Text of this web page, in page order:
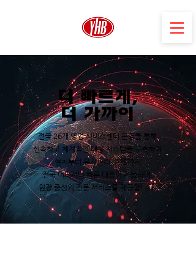
더 빠르게,
더 가까이
전국 26개 영업·서비스센터 운영을 통해
신속하고 체계적인대응 시스템을 구축하여
설치부터 유지관리, A/S까지
전국 어디서나 빠른 대응이 가능하며,
현장 중심의 전문 서비스를 제공합니다.